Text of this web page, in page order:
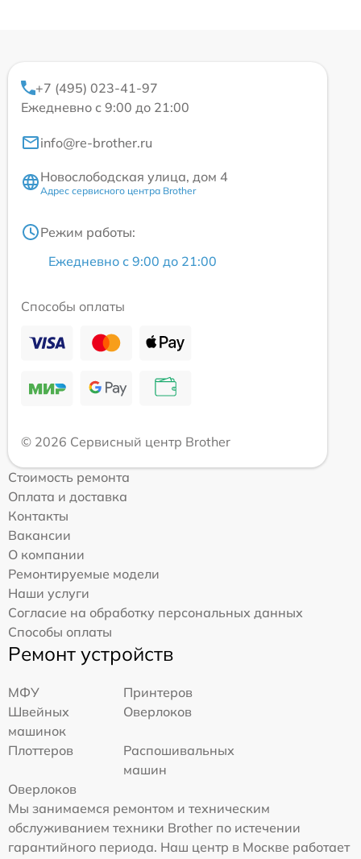
+7 (495) 023-41-97
Ежедневно с 9:00 до 21:00
info@re-brother.ru
Новослободская улица, дом 4
Адрес сервисного центра Brother
Режим работы:
Ежедневно с 9:00 до 21:00
Способы оплаты
© 2026 Сервисный центр Brother
Стоимость ремонта
Оплата и доставка
Контакты
Вакансии
О компании
Ремонтируемые модели
Наши услуги
Согласие на обработку персональных данных
Способы оплаты
Ремонт устройств
МФУ
Принтеров
Швейных
машинок
Оверлоков
Плоттеров
Распошивальных
машин
Оверлоков
Мы занимаемся ремонтом и техническим
обслуживанием техники Brother по истечении
гарантийного периода. Наш центр в Москве работает